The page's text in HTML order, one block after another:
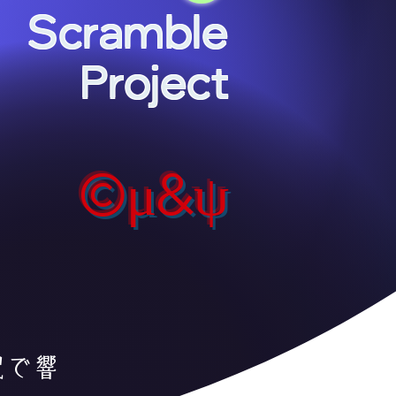
Scramble
Project
©︎μ&ψ
響